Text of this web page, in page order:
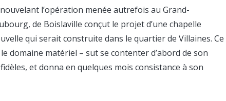
l’opération menée autrefois au Grand-
de Boislaville conçut le projet d’une chapelle
qui serait construite dans le quartier de Villaines. Ce
domaine matériel – sut se contenter d’abord de son
et donna en quelques mois consistance à son